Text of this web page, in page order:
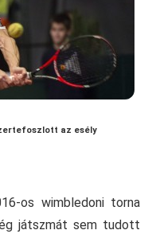
az esély
os wimbledoni torna
játszmát sem tudott